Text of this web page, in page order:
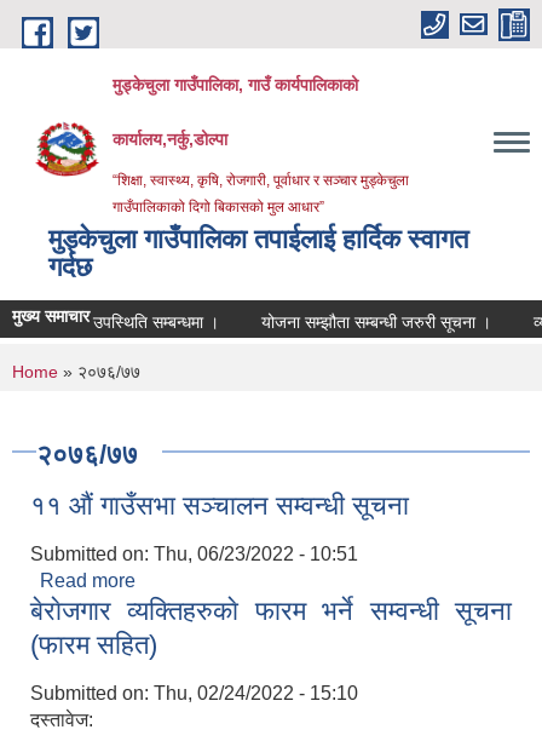
Skip to main content
मुड्केचुला गाउँपालिका, गाउँ कार्यपालिकाको
कार्यालय,नर्कु,डोल्पा
“शिक्षा, स्वास्थ्य, कृषि, रोजगारी, पूर्वाधार र सञ्चार मुड्केचुला
गाउँपालिकाको दिगो बिकासको मुल आधार”
मुड्केचुला गाउँपालिका तपाईलाई हार्दिक स्वागत
गर्दछ
मुख्य समाचार
उपस्थिति सम्बन्धमा । योजना सम्झौता सम्बन्धी जरुरी सूचना । व्यवशाय
You are here
Home » २०७६/७७
२०७६/७७
११ औं गाउँसभा सञ्चालन सम्वन्धी सूचना
Submitted on: Thu, 06/23/2022 - 10:51
Read more
बेराेजगार व्यक्तिहरुकाे फारम भर्ने सम्वन्धी सूचना
(फारम सहित)
Submitted on: Thu, 02/24/2022 - 15:10
दस्तावेज: